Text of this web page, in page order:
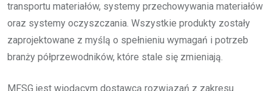
transportu materiałów, systemy przechowywania materiałów
oraz systemy oczyszczania. Wszystkie produkty zostały
zaprojektowane z myślą o spełnieniu wymagań i potrzeb
branży półprzewodników, które stale się zmieniają.
MFSG jest wiodącym dostawcą rozwiązań z zakresu